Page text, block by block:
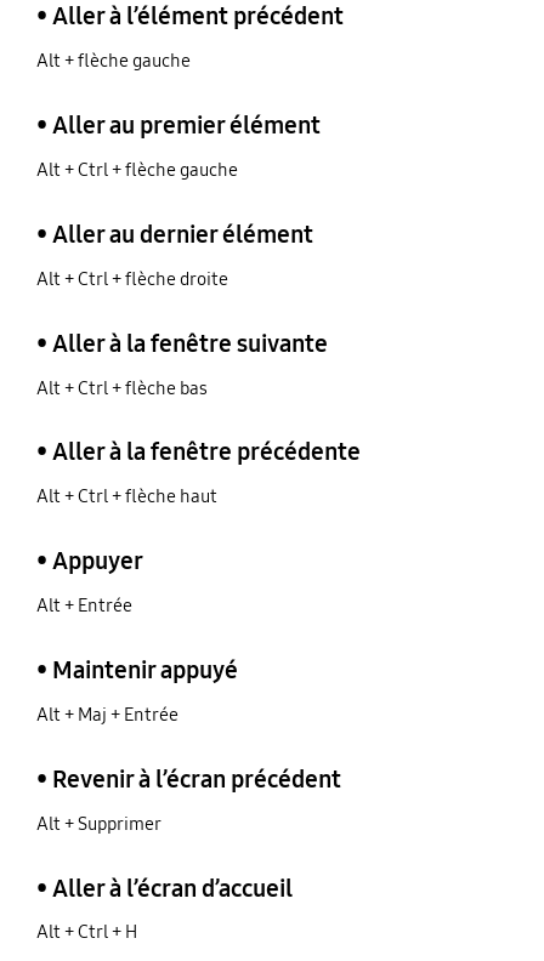
• Aller à l’élément précédent
Alt + flèche gauche
• Aller au premier élément
Alt + Ctrl + flèche gauche
• Aller au dernier élément
Alt + Ctrl + flèche droite
• Aller à la fenêtre suivante
Alt + Ctrl + flèche bas
• Aller à la fenêtre précédente
Alt + Ctrl + flèche haut
• Appuyer
Alt + Entrée
• Maintenir appuyé
Alt + Maj + Entrée
• Revenir à l’écran précédent
Alt + Supprimer
• Aller à l’écran d’accueil
Alt + Ctrl + H